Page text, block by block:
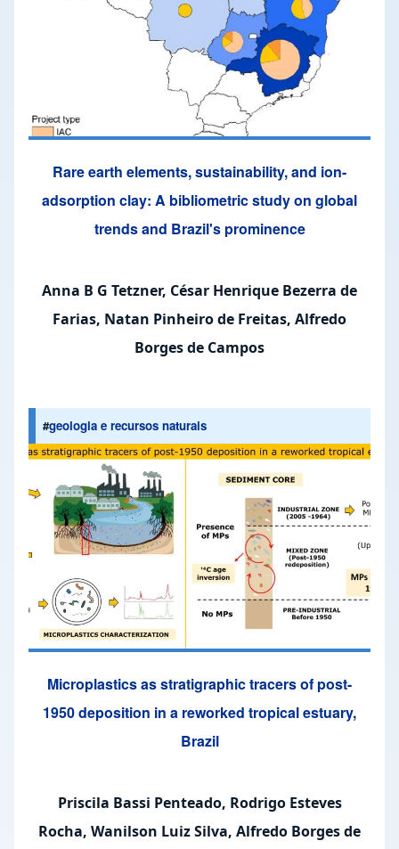
Rare earth elements, sustainability, and ion-
adsorption clay: A bibliometric study on global
trends and Brazil's prominence
Anna B G Tetzner, César Henrique Bezerra de
Farias, Natan Pinheiro de Freitas, Alfredo
Borges de Campos
#geologia e recursos naturais
Microplastics as stratigraphic tracers of post-
1950 deposition in a reworked tropical estuary,
Brazil
Priscila Bassi Penteado, Rodrigo Esteves
Rocha, Wanilson Luiz Silva, Alfredo Borges de